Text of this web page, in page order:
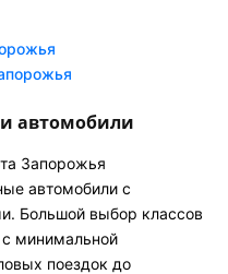
автомобили
Запорожья
автомобили с
Большой выбор классов
с минимальной
поездок до